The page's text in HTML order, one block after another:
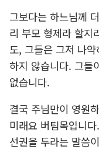
그보다는 하느님께
리 부모 형제라 할지
도, 그들은 그저 나
하지 않습니다. 그들
없습니다.
결국 주님만이 영원
미래요 버팀목입니
선권을 두라는 말씀